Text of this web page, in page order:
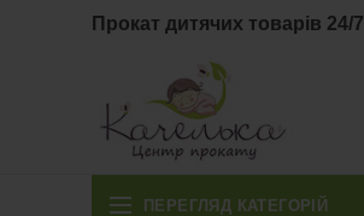
Прокат дитячих товарів 24/7
ПЕРЕГЛЯД КАТЕГОРІЙ